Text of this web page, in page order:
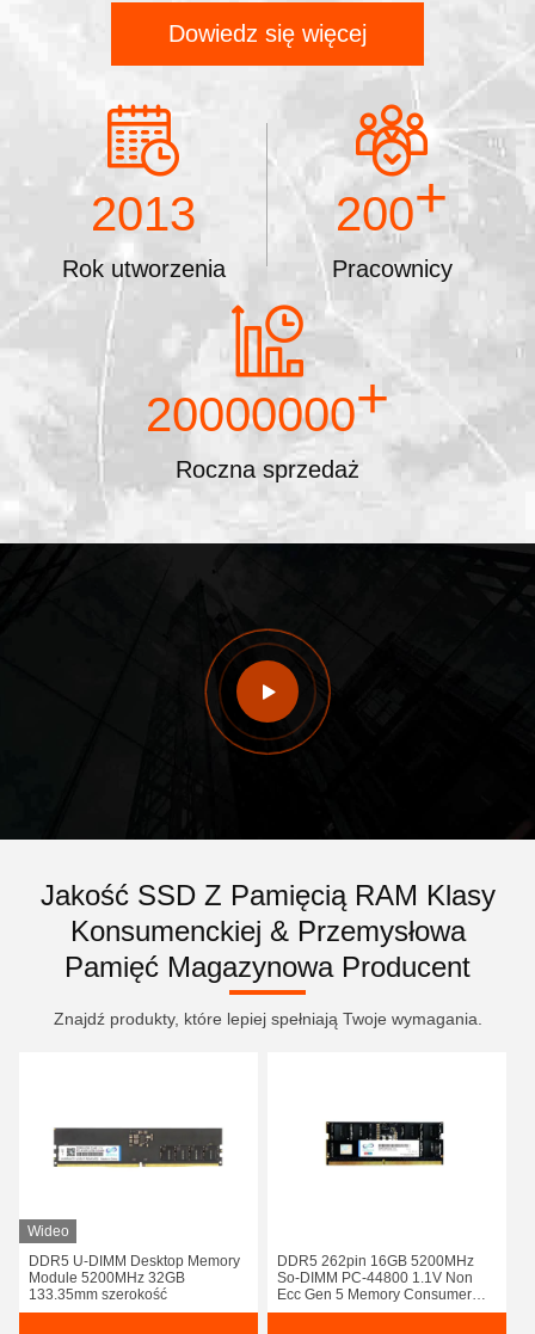
Dowiedz się więcej
2013
Rok utworzenia
200+
Pracownicy
20000000+
Roczna sprzedaż
Jakość SSD Z Pamięcią RAM Klasy
Konsumenckiej & Przemysłowa
Pamięć Magazynowa Producent
Znajdź produkty, które lepiej spełniają Twoje wymagania.
Wideo
DDR5 U-DIMM Desktop Memory
Module 5200MHz 32GB
133.35mm szerokość
DDR5 262pin 16GB 5200MHz
So-DIMM PC-44800 1.1V Non
Ecc Gen 5 Memory Consumer
Garde Memory Module Speed